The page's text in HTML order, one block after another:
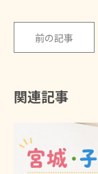
前の記事
関連記事